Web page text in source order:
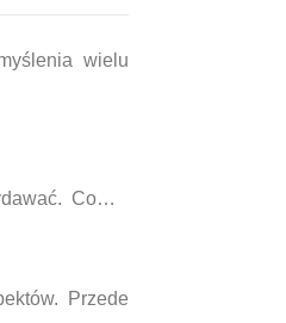
wielu
Co…
Przede